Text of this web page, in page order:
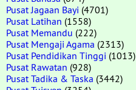
Pusat Jagaan Bayi (4701)
Pusat Latihan (1558)
Pusat Memandu (222)
Pusat Mengaji Agama (2313)
Pusat Pendidikan Tinggi (1013)
Pusat Rawatan (928)
Pusat Tadika & Taska (3442)